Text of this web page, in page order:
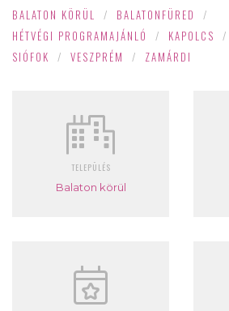
BALATON KÖRÜL / BALATONFÜRED
/
HÉTVÉGI PROGRAMAJÁNLÓ
/ KAPOLCS /
SIÓFOK / VESZPRÉM / ZAMÁRDI
TELEPÜLÉS
Balaton körül